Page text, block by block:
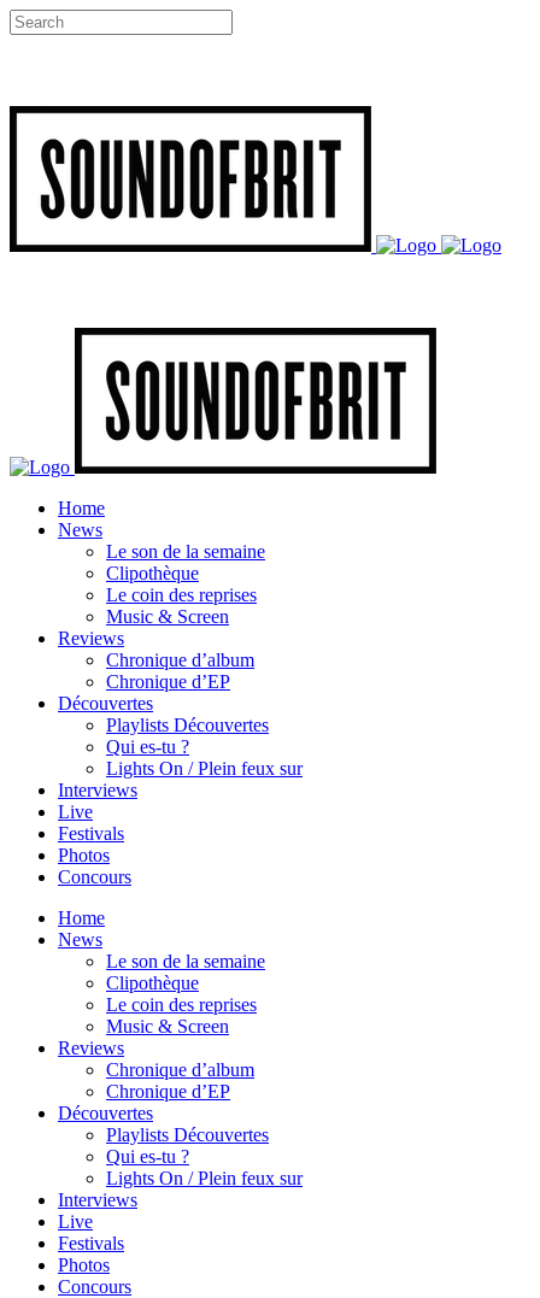
Home
News
Le son de la semaine
Clipothèque
Le coin des reprises
Music & Screen
Reviews
Chronique d’album
Chronique d’EP
Découvertes
Playlists Découvertes
Qui es-tu ?
Lights On / Plein feux sur
Interviews
Live
Festivals
Photos
Concours
Home
News
Le son de la semaine
Clipothèque
Le coin des reprises
Music & Screen
Reviews
Chronique d’album
Chronique d’EP
Découvertes
Playlists Découvertes
Qui es-tu ?
Lights On / Plein feux sur
Interviews
Live
Festivals
Photos
Concours